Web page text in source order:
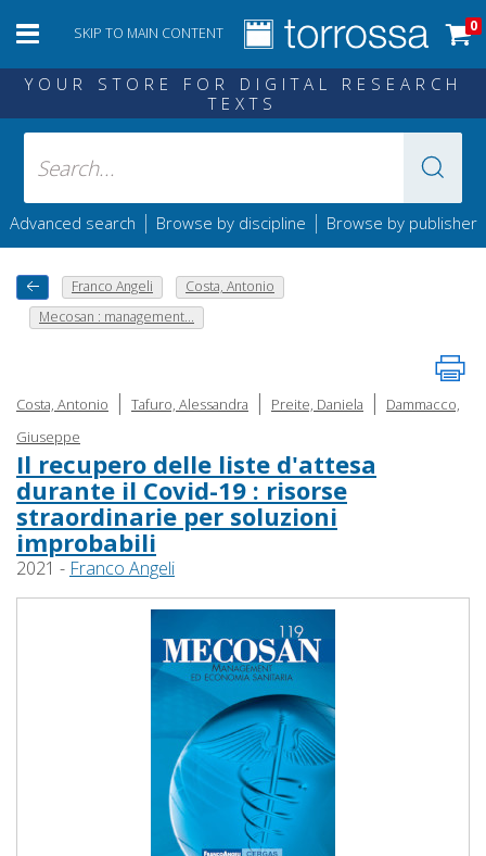
SKIP TO MAIN CONTENT 0
YOUR STORE FOR DIGITAL RESEARCH
TEXTS
Advanced search | Browse by discipline | Browse by publisher
Franco Angeli
Costa, Antonio
Mecosan : management...
Costa, Antonio | Tafuro, Alessandra | Preite, Daniela |
Dammacco,
Giuseppe
Il recupero delle liste d'attesa
durante il Covid-19 : risorse
straordinarie per soluzioni
improbabili
2021 - Franco Angeli